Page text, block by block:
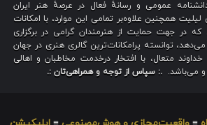
عمومی و رسانهٔ فعال در عرصهٔ هنر ایران
همچنین علاوه‌بر تمامی این موارد، با امکانات
که در جهت حمایت از هنرمندان گرامی در برگزاری
می‌دهد، توانسته پرامکانات‌ترین گالری هنری در جهان
متعال، با افتخار درخدمت مخاطبان و اهالی
می‌باشد. .: سپاس از توجه و همراهی‌تان :.